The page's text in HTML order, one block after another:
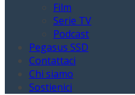
Film
Serie TV
Podcast
Pegasus SSD
Contattaci
Chi siamo
Sostienici